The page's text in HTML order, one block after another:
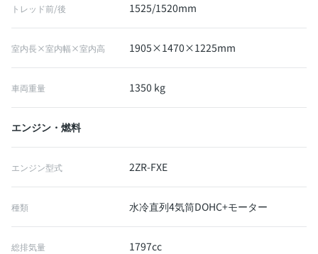
トレッド前/後 1525/1520mm
室内長×室内幅×室内高 1905×1470×1225mm
車両重量 1350 kg
エンジン・燃料
エンジン型式 2ZR-FXE
種類 水冷直列4気筒DOHC+モーター
総排気量 1797cc